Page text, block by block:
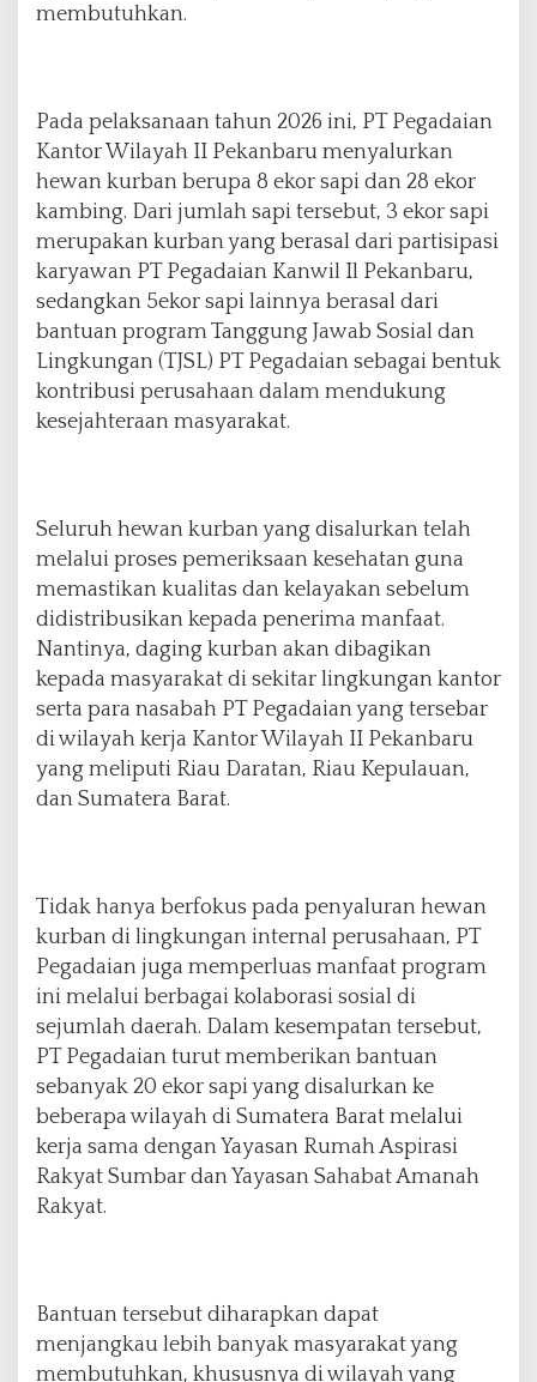
n
t
u
k
a
s
y
a
r
a
k
a
a
n
b
a
u
membutuhkan.
Pada pelaksanaan tahun 2026 ini, PT Pegadaian
Kantor Wilayah II Pekanbaru menyalurkan
hewan kurban berupa 8 ekor sapi dan 28 ekor
kambing. Dari jumlah sapi tersebut, 3 ekor sapi
merupakan kurban yang berasal dari partisipasi
karyawan PT Pegadaian Kanwil Il Pekanbaru,
sedangkan 5ekor sapi lainnya berasal dari
bantuan program Tanggung Jawab Sosial dan
Lingkungan (TJSL) PT Pegadaian sebagai bentuk
kontribusi perusahaan dalam mendukung
kesejahteraan masyarakat.
Seluruh hewan kurban yang disalurkan telah
melalui proses pemeriksaan kesehatan guna
memastikan kualitas dan kelayakan sebelum
didistribusikan kepada penerima manfaat.
Nantinya, daging kurban akan dibagikan
kepada masyarakat di sekitar lingkungan kantor
serta para nasabah PT Pegadaian yang tersebar
di wilayah kerja Kantor Wilayah II Pekanbaru
yang meliputi Riau Daratan, Riau Kepulauan,
dan Sumatera Barat.
Tidak hanya berfokus pada penyaluran hewan
kurban di lingkungan internal perusahaan, PT
Pegadaian juga memperluas manfaat program
ini melalui berbagai kolaborasi sosial di
sejumlah daerah. Dalam kesempatan tersebut,
PT Pegadaian turut memberikan bantuan
sebanyak 20 ekor sapi yang disalurkan ke
beberapa wilayah di Sumatera Barat melalui
kerja sama dengan Yayasan Rumah Aspirasi
Rakyat Sumbar dan Yayasan Sahabat Amanah
Rakyat.
Bantuan tersebut diharapkan dapat
menjangkau lebih banyak masyarakat yang
membutuhkan, khususnya di wilayah yang